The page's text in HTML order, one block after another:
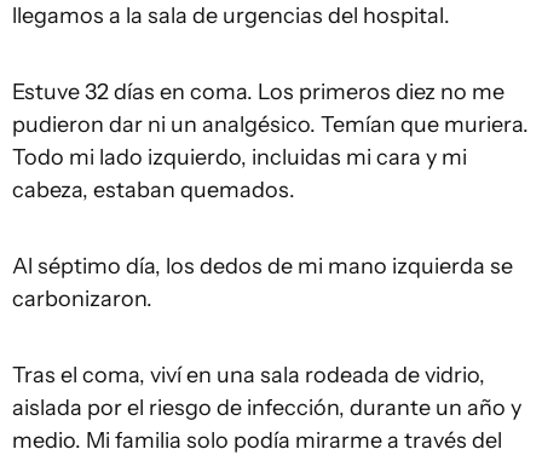
llegamos a la sala de urgencias del hospital.
Estuve 32 días en coma. Los primeros diez no me
pudieron dar ni un analgésico. Temían que muriera.
Todo mi lado izquierdo, incluidas mi cara y mi
cabeza, estaban quemados.
Al séptimo día, los dedos de mi mano izquierda se
carbonizaron.
Tras el coma, viví en una sala rodeada de vidrio,
aislada por el riesgo de infección, durante un año y
medio. Mi familia solo podía mirarme a través del